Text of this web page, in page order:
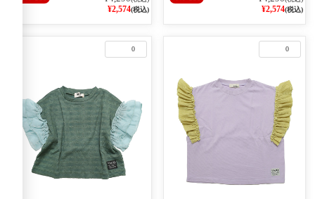
¥2,574(税込) ¥2,574(税込)
0 0